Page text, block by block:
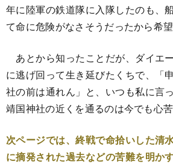
年に陸軍の鉄道隊に入隊したのも、
て命に危険がなさそうだったから希望
あとから知ったことだが、ダイエ
に逃げ回って生き延びたくちで、「
社の前は通れん」と、いつも私に言
靖国神社の近くを通るのは今でも心苦
次ページでは、終戦で命拾いした清
に摘発された過去などの苦難を明か